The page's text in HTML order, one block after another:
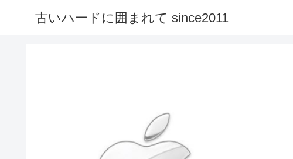
古いハードに囲まれて since2011